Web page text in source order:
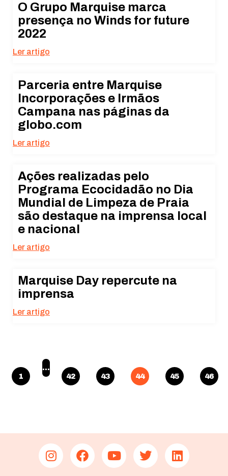
O Grupo Marquise marca
presença no Winds for future
2022
Ler artigo
Parceria entre Marquise
Incorporações e Irmãos
Campana nas páginas da
globo.com
Ler artigo
Ações realizadas pelo
Programa Ecocidadão no Dia
Mundial de Limpeza de Praia
são destaque na imprensa local
e nacional
Ler artigo
Marquise Day repercute na
imprensa
Ler artigo
1
…
42
43 44 45 46